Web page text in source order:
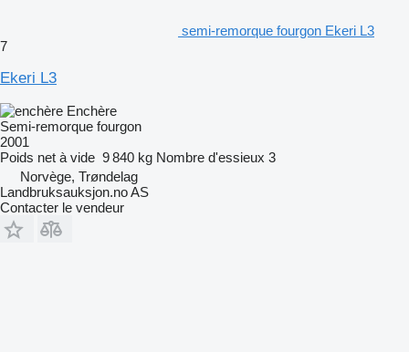
semi-remorque fourgon Ekeri L3
7
Ekeri L3
Enchère
Semi-remorque fourgon
2001
Poids net à vide 9 840 kg Nombre d'essieux 3
Norvège, Trøndelag
Landbruksauksjon.no AS
Contacter le vendeur